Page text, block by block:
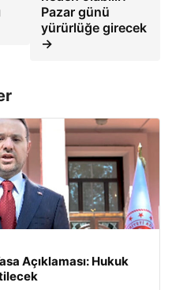
Pazar günü
yürürlüğe girecek
→
Açıklaması: Hukuk